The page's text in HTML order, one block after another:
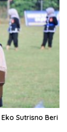
Sutrisno Beri